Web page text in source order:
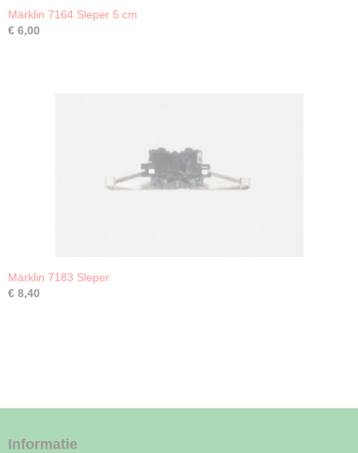
Märklin 7164 Sleper 5 cm
€ 6,00
Märklin 7183 Sleper
€ 8,40
Informatie